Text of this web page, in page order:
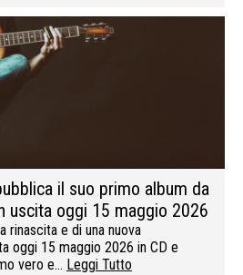
il suo primo album da
uscita oggi 15 maggio 2026
rinascita e di una nuova
oggi 15 maggio 2026 in CD e
vero e… Leggi Tutto